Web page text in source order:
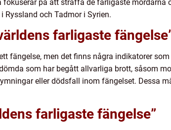
på att straffa de farligaste mördarna
Ryssland och Tadmor i Syrien.
farligaste
fängelse, men det finns några indikatorer
som har begått allvarliga brott, såsom
eller dödsfall inom fängelset. Dessa
farligaste fängelse”